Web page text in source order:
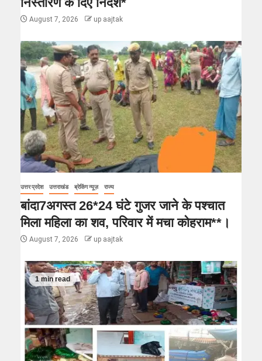
August 7, 2026 up aajtak
उत्तर प्रदेश उत्तराखंड ब्रेकिंग न्यूज़ राज्य
बांदा7अगस्त 26*24 घंटे गुजर जाने के पश्चात
मिला महिला का शव, परिवार में मचा कोहराम**।
August 7, 2026 up aajtak
1 min read